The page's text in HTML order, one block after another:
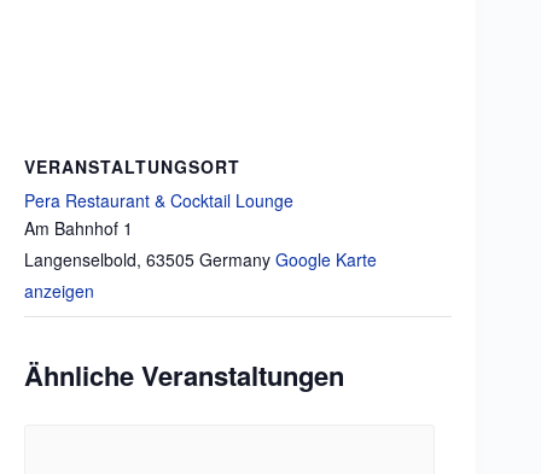
VERANSTALTUNGSORT
Pera Restaurant & Cocktail Lounge
Am Bahnhof 1
Langenselbold, 63505 Germany Google Karte
anzeigen
Ähnliche Veranstaltungen